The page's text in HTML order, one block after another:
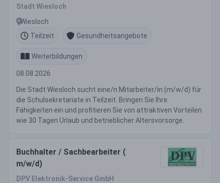
Stadt Wiesloch
Wiesloch
Teilzeit
Gesundheitsangebote
Weiterbildungen
08.08.2026
Die Stadt Wiesloch sucht eine/n Mitarbeiter/in (m/w/d) für
die Schulsekretariate in Teilzeit. Bringen Sie Ihre
Fähigkeiten ein und profitieren Sie von attraktiven Vorteilen
wie 30 Tagen Urlaub und betrieblicher Altersvorsorge.
Buchhalter / Sachbearbeiter (
m/w/d)
DPV Elektronik-Service GmbH